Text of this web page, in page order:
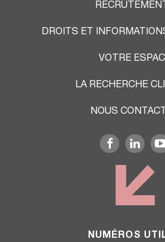
DROITS ET
VOTRE
LA RECHERCHE
NOUS
NUMÉROS